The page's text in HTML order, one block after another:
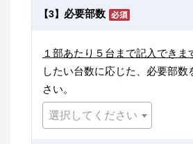
【3】 必要部数
１部あたり５台まで記入できま
したい台数に応じた、必要部数
さい。
選択してください